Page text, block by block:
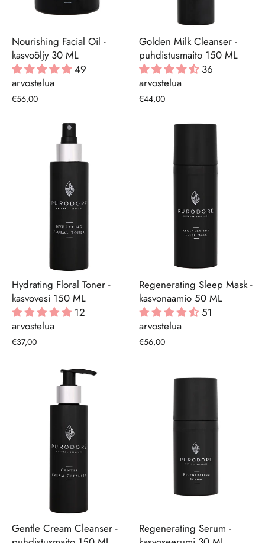
Nourishing Facial Oil -
kasvoöljy 30 ML
49
arvostelua
€56,00
Golden Milk Cleanser -
puhdistusmaito 150 ML
36
arvostelua
€44,00
Hydrating Floral Toner -
kasvovesi 150 ML
12
arvostelua
€37,00
Regenerating Sleep Mask -
kasvonaamio 50 ML
51
arvostelua
€56,00
Gentle Cream Cleanser -
Regenerating Serum -